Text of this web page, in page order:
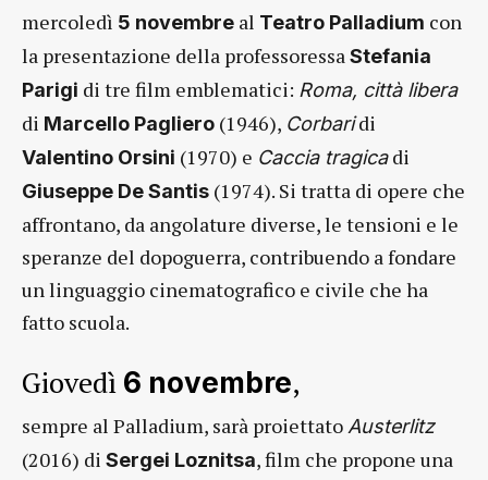
mercoledì 5 novembre al Teatro Palladium con
la presentazione della professoressaStefania
Parigi di tre film emblematici: Roma, città libera
di Marcello Pagliero (1946), Corbaridi
Valentino Orsini (1970) e Caccia tragicadi
Giuseppe De Santis (1974). Si tratta di opere che
affrontano, da angolature diverse, le tensioni e le
speranze del dopoguerra, contribuendo a fondare
un linguaggio cinematografico e civile che ha
fatto scuola.
Giovedì 6 novembre,
sempre al Palladium, sarà proiettatoAusterlitz
(2016) di Sergei Loznitsa, film che propone una